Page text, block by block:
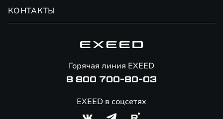
Сервис
Помощь на дорогах
КОНТАКТЫ
Горячая линия EXEED
8 800 700-80-03
EXEED в соцсетях